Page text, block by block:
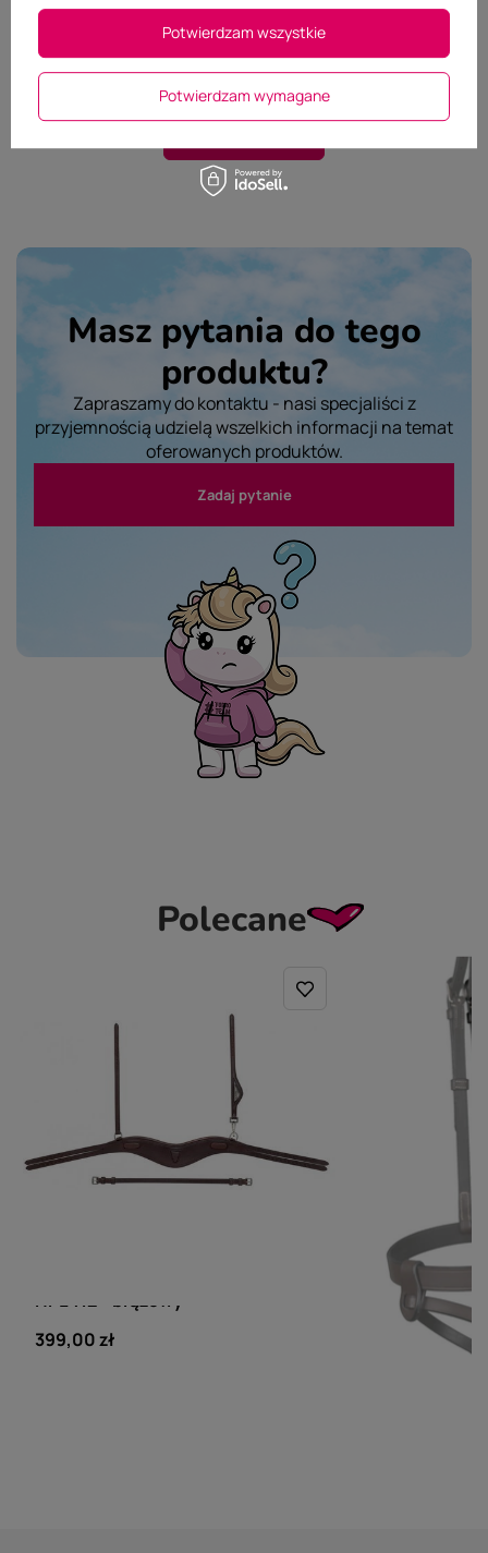
Wybierz plik
Nie wybrano pliku
Wyślij opinię
Masz pytania do tego
produktu?
Zapraszamy do kontaktu - nasi specjaliści z
przyjemnością udzielą wszelkich informacji na temat
oferowanych produktów.
Zadaj pytanie
Polecane
HPL412 - brązowy
399,00 zł
DY'ON
Paski
79,00 zł
Potwierdzam wymagane
Potwierdzam wszystkie